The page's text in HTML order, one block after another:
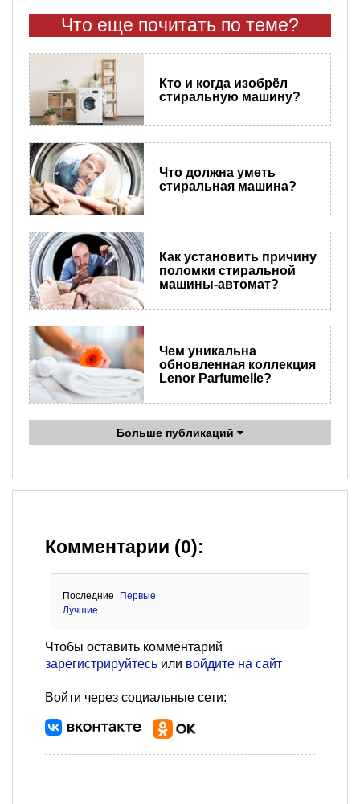
Что еще почитать по теме?
Кто и когда изобрёл
стиральную машину?
​Что должна уметь
стиральная машина?
Как установить причину
поломки стиральной
машины-автомат?
Чем уникальна
обновленная коллекция
Lenor Parfumelle?
Больше публикаций
Комментарии (0):
Последние
Первые
Лучшие
Чтобы оставить комментарий
зарегистрируйтесь или войдите на сайт
Войти через социальные сети: